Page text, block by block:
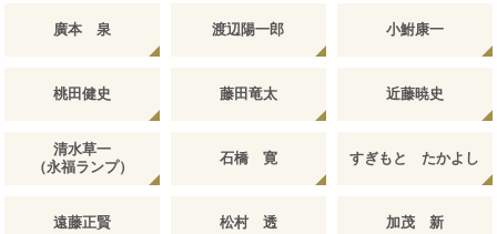
廣本 泉 渡辺陽一郎 小鮒康一
桃田健史 藤田竜太 近藤暁史
清水草一
（永福ランプ）
石橋 寛 すぎもと たかよし
遠藤正賢 松村 透 加茂 新